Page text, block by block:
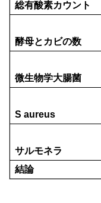
総有酸素カウント
酵母とカビの数
微生物学大腸菌
S aureus
サルモネラ
結論